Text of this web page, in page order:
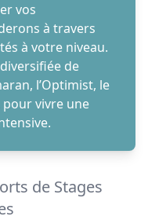
vos
à travers
à votre niveau.
de
l’Optimist, le
pour vivre une
de Stages